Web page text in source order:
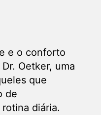
e o conforto
Oetker, uma
que
de
diária.